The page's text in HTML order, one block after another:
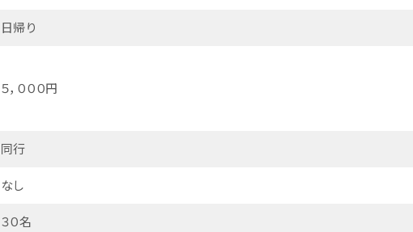
日帰り
５，０００円
同行
なし
３０名